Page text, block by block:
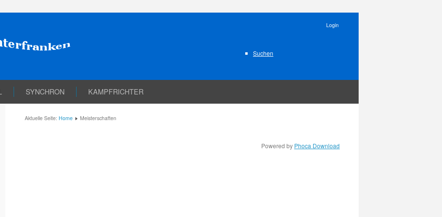
Login
Suchen
SYNCHRON KAMPFRICHTER
Aktuelle Seite: Home Meisterschaften
Powered by Phoca Download